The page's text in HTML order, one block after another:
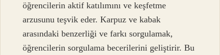
öğrencilerin aktif katılımını ve keşfetme
arzusunu teşvik eder. Karpuz ve kabak
arasındaki benzerliği ve farkı sorgulamak,
öğrencilerin sorgulama becerilerini geliştirir. Bu